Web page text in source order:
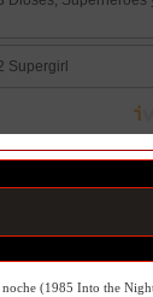
(1985 Into the